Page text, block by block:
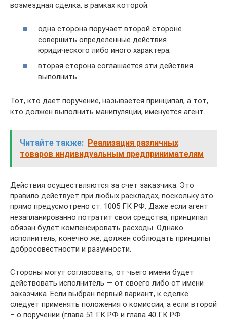
возмездная сделка, в рамках которой:
одна сторона поручает второй стороне
совершить определенные действия
юридического либо иного характера;
вторая сторона соглашается эти действия
выполнить.
Тот, кто дает поручение, называется принципал, а тот,
кто должен выполнить манипуляции, именуется агент.
Читайте также: Реализация различных
товаров индивидуальным предпринимателям
Действия осуществляются за счет заказчика. Это
правило действует при любых раскладах, поскольку это
прямо предусмотрено ст. 1005 ГК РФ. Даже если агент
незапланированно потратит свои средства, принципал
обязан будет компенсировать расходы. Однако
исполнитель, конечно же, должен соблюдать принципы
добросовестности и разумности.
Стороны могут согласовать, от чьего имени будет
действовать исполнитель — от своего либо от имени
заказчика. Если выбран первый вариант, к сделке
следует применять положения о комиссии, а если второй
– о поручении (глава 51 ГК РФ и глава 40 ГК РФ